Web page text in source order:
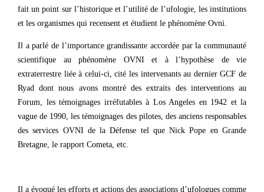
fait un point sur l’historique et l’utilité de l’ufologie, les institutions
et les organismes qui recensent et étudient le phénomène Ovni.
Il a parlé de l’importance grandissante accordée par la communauté
scientifique au phénomène OVNI et à l’hypothèse de vie
extraterrestre liée à celui-ci, cité les intervenants au dernier GCF de
Ryad dont nous avons montré des extraits des interventions au
Forum, les témoignages irréfutables à Los Angeles en 1942 et la
vague de 1990, les témoignages des pilotes, des anciens responsables
des services OVNI de la Défense tel que Nick Pope en Grande
Bretagne, le rapport Cometa, etc.
Il a évoqué les efforts et actions des associations d’ufologues comme